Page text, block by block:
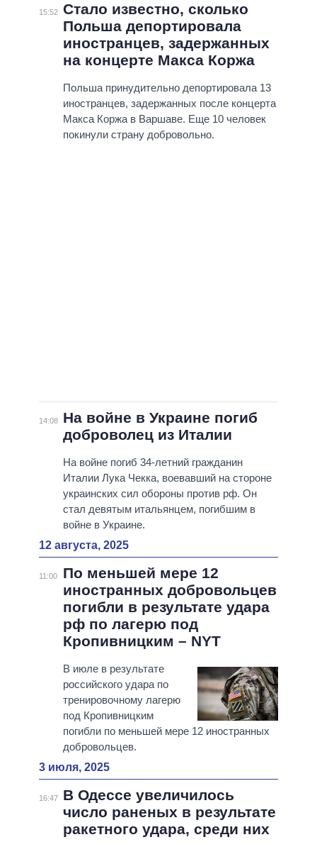
15:52 Стало известно, сколько
Польша депортировала
иностранцев, задержанных
на концерте Макса Коржа
Польша принудительно депортировала 13
иностранцев, задержанных после концерта
Макса Коржа в Варшаве. Еще 10 человек
покинули страну добровольно.
14:08
На войне в Украине погиб
доброволец из Италии
На войне погиб 34-летний гражданин
Италии Лука Чекка, воевавший на стороне
украинских сил обороны против рф. Он
стал девятым итальянцем, погибшим в
войне в Украине.
12 августа, 2025
11:00
По меньшей мере 12
иностранных добровольцев
погибли в результате удара
рф по лагерю под
Кропивницким – NYT
В июле в результате
российского удара по
тренировочному лагерю
под Кропивницким
погибли по меньшей мере 12 иностранных
добровольцев.
3 июля, 2025
16:47
В Одессе увеличилось
число раненых в результате
ракетного удара, среди них